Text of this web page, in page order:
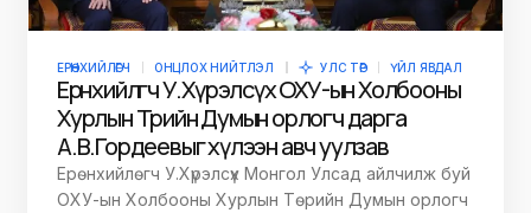
ЕРӨНХИЙЛӨГЧ ОНЦЛОХ НИЙТЛЭЛ УЛС ТӨР ҮЙЛ ЯВДАЛ
Ерөнхийлөгч У.Хүрэлсүх ОХУ-ын Холбооны
Хурлын Төрийн Думын орлогч дарга
А.В.Гордеевыг хүлээн авч уулзав
Ерөнхийлөгч У.Хүрэлсүх Монгол Улсад айлчилж буй
ОХУ-ын Холбооны Хурлын Төрийн Думын орлогч